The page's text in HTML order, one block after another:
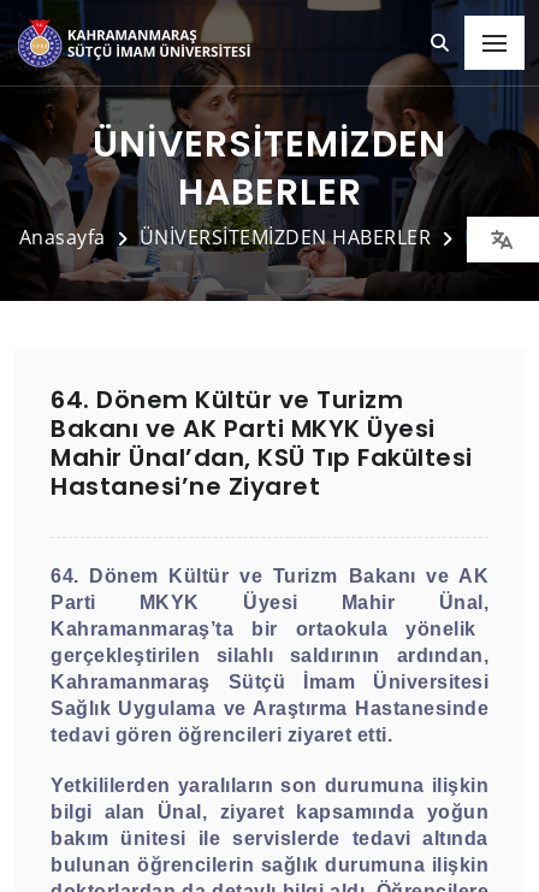
ÜNİVERSİTEMİZDEN
HABERLER
Anasayfa ÜNİVERSİTEMİZDEN HABERLER Detay
64. Dönem Kültür ve Turizm
Bakanı ve AK Parti MKYK Üyesi
Mahir Ünal’dan, KSÜ Tıp Fakültesi
Hastanesi’ne Ziyaret
64. Dönem Kültür ve Turizm Bakanı ve AK
Parti MKYK Üyesi Mahir Ünal,
Kahramanmaraş’ta bir ortaokula yönelik
gerçekleştirilen silahlı saldırının ardından,
Kahramanmaraş Sütçü İmam Üniversitesi
Sağlık Uygulama ve Araştırma Hastanesinde
tedavi gören öğrencileri ziyaret etti.
Yetkililerden yaralıların son durumuna ilişkin
bilgi alan Ünal, ziyaret kapsamında yoğun
bakım ünitesi ile servislerde tedavi altında
bulunan öğrencilerin sağlık durumuna ilişkin